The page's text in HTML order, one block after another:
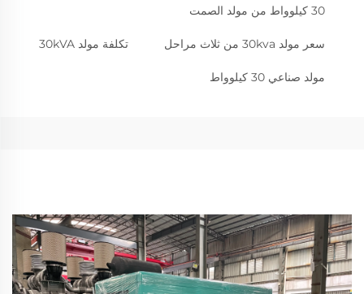
30 كيلوواط من مولد الصمت
سعر مولد 30kva من ثلاث مراحل تكلفة مولد 30kVA
مولد صناعي 30 كيلوواط